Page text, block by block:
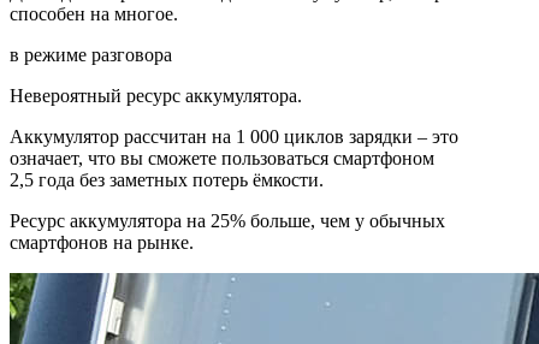
способен на многое.
в режиме разговора
Невероятный ресурс аккумулятора.
Аккумулятор рассчитан на 1 000 циклов зарядки – это
означает, что вы сможете пользоваться смартфоном
2,5 года без заметных потерь ёмкости.
Ресурс аккумулятора на 25% больше, чем у обычных
смартфонов на рынке.